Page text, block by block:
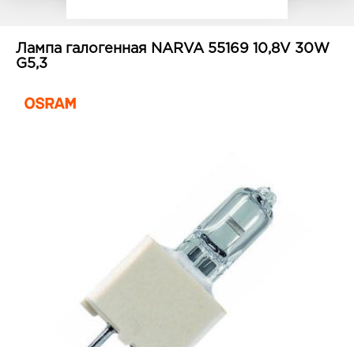
Лампа галогенная NARVA 55169 10,8V 30W
G5,3